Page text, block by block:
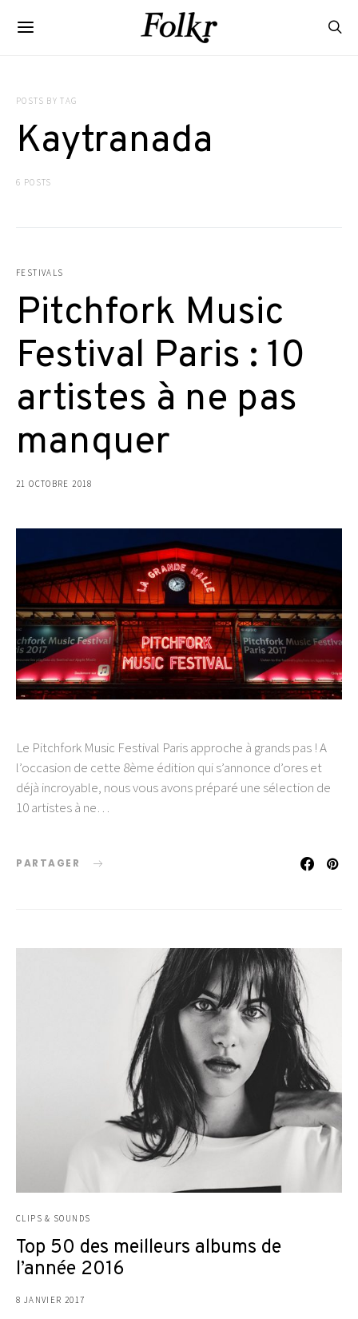
POSTS BY TAG
Kaytranada
6 POSTS
FESTIVALS
Pitchfork Music
Festival Paris : 10
artistes à ne pas
manquer
21 OCTOBRE 2018
Le Pitchfork Music Festival Paris approche à grands pas ! A
l’occasion de cette 8ème édition qui s’annonce d’ores et
déjà incroyable, nous vous avons préparé une sélection de
10 artistes à ne…
PARTAGER
CLIPS & SOUNDS
Top 50 des meilleurs albums de
l’année 2016
8 JANVIER 2017